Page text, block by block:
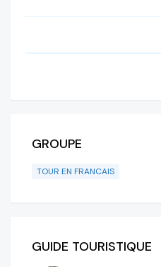
GROUPE
TOUR EN FRANCAIS
GUIDE TOURISTIQUE